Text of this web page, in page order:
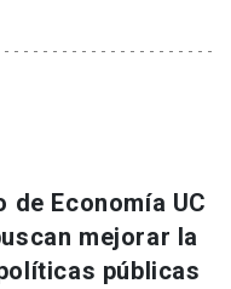
Economía UC
mejorar la
públicas